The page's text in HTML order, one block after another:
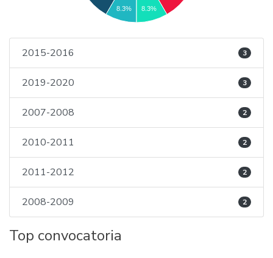
8.3%
8.3%
2015-2016 3
2019-2020 3
2007-2008 2
2010-2011 2
2011-2012 2
2008-2009 2
Top convocatoria